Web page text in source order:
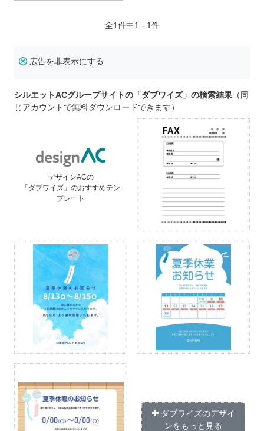
全1件中1 - 1件
広告を非表示にする
シルエットACグループサイトの「ダブワイズ」の検索結果 （同
じアカウントで無料ダウンロードできます）
デザインACの
「ダブワイズ」のおすすめテン
プレート
ダブワイズのデザイ
ンをもっと見る